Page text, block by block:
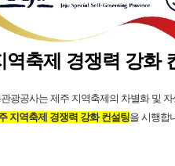
역축제 경쟁력 강화
광공사는 제주 지역축제의 차별화 및
지역축제 경쟁력 강화 컨설팅을 시행합